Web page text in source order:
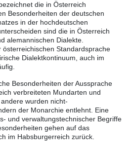
die in Österreich
Besonderheiten der deutschen
in der hochdeutschen
sind die in Österreich
alemannischen Dialekte.
österreichischen Standardsprache
Dialektkontinuum, auch im
Besonderheiten der Aussprache
verbreiteten Mundarten und
wurden nicht-
der Monarchie entlehnt. Eine
und verwaltungstechnischer Begriffe
gehen auf das
im Habsburgerreich zurück.